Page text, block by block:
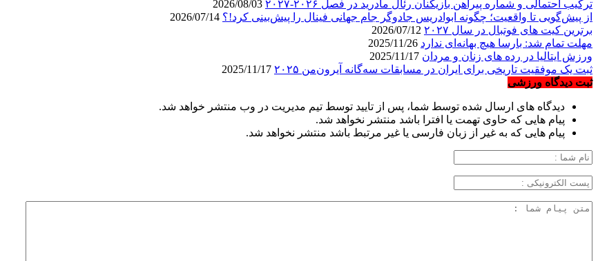
ترکیب احتمالی و شماره پیراهن بازیکنان رئال مادرید در فصل ۲۰۲۶-۲۰۲۷
از پیش‌گویی تا واقعیت؛ چگونه ابوادریس جادوگر جام جهانی فینال را پیش‌بینی کرد!؟
برترین کیت های فوتبال در سال ۲۰۲۷
مهلت تمام شد: بارسا هیچ بهانه‌‌ای ندارد
ورزش ایتالیا در رده های زنان و مردان
ثبت یک موفقیت تاریخی برای ایران در مسابقات سه‌گانه آیرون‌من ۲۰۲۵
ثبت دیدگاه ورزشی
دیدگاه های ارسال شده توسط شما، پس از تایید توسط تیم مدیریت در وب منتشر خواهد شد.
پیام هایی که حاوی تهمت یا افترا باشد منتشر نخواهد شد.
پیام هایی که به غیر از زبان فارسی یا غیر مرتبط باشد منتشر نخواهد شد.